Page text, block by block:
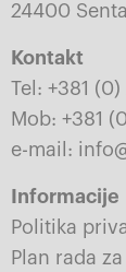
24400
Kontakt
Tel: +381 (0)
Mob: +381
e-mail:
Informacije
Politika
Plan rada